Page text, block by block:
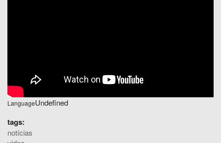
LanguageUndefined
tags:
notícias